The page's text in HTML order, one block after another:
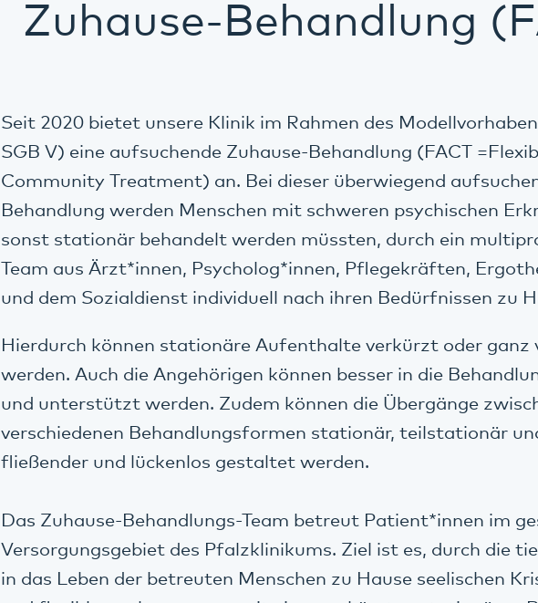
Zuhause-Behandlung
Seit 2020 bietet unsere Klinik im Rahmen des
SGB V) eine aufsuchende Zuhause-Behandlung (FACT
Community Treatment) an. Bei dieser überwiegend
Behandlung werden Menschen mit schweren psychischen
sonst stationär behandelt werden müssten, durch ein
Team aus Ärzt*innen, Psycholog*innen, Pflegekräften,
und dem Sozialdienst individuell nach ihren Bedürfnissen zu
Hierdurch können stationäre Aufenthalte verkürzt oder ganz
werden. Auch die Angehörigen können besser in die
und unterstützt werden. Zudem können die Übergänge
verschiedenen Behandlungsformen stationär, teilstationär
fließender und lückenlos gestaltet werden.
Das Zuhause-Behandlungs-Team betreut Patient*innen im
Versorgungsgebiet des Pfalzklinikums. Ziel ist es, durch die
in das Leben der betreuten Menschen zu Hause seelischen